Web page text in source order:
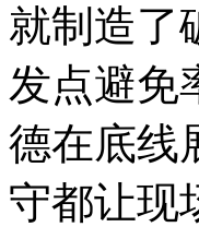
就制造了
发点避免
德在底线
守都让现